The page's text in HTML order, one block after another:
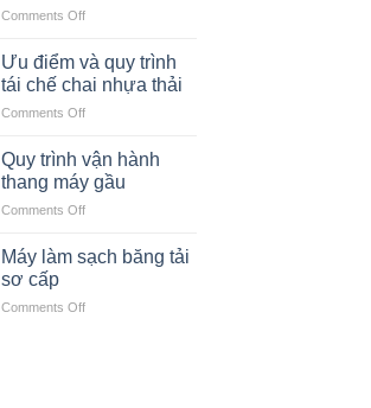
số
thiên
trong
Dây
chuyền
Đá
Comments Offon
tải
Gầu
nâng
Xích
vận
chuyển
cát
sỏi
Ưu điểm và quy trình
tái chế chai nhựa thải
Comments Offon
điểm
và
quy
trình
chế
thải
Quy trình vận hành
thang máy gầu
Comments Offon
trình
vận
thang
Máy làm sạch băng tải
sơ cấp
Comments Offon